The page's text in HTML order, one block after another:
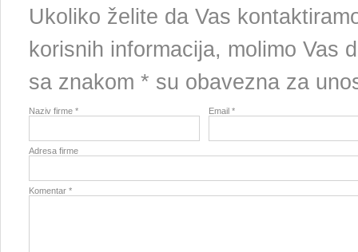
Ukoliko želite da Vas
korisnih informacija, molimo Vas
sa znakom * su obavezna za
Naziv firme * Email *
Adresa firme
Komentar *